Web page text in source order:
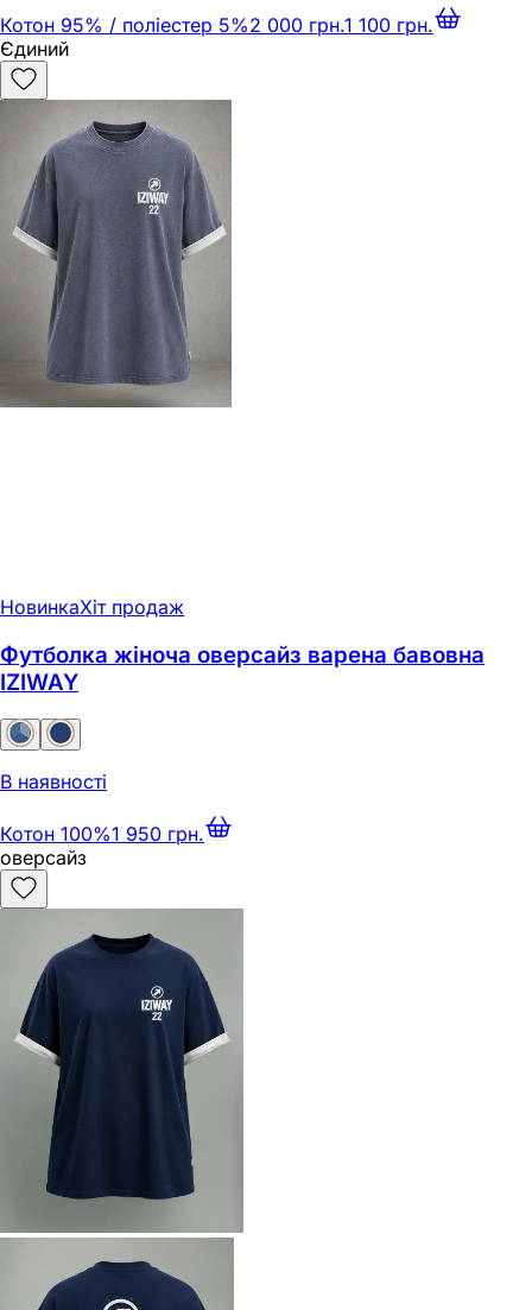
Котон 95% / поліестер 5%2 000 грн.1 100 грн.
Єдиний
НовинкаХіт продаж
Футболка жіноча оверсайз варена бавовна
IZIWAY
В наявності
Котон 100%1 950 грн.
оверсайз